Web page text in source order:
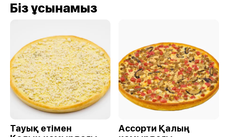
Біз ұсынамыз
Тауық етімен
Ассорти Қалың